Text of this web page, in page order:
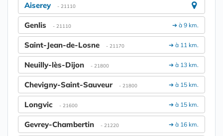
Aiserey - 21110
➔ à 9 km.
Genlis - 21110
➔ à 11 km.
Saint-Jean-de-Losne - 21170
➔ à 13 km.
Neuilly-lès-Dijon - 21800
➔ à 15 km.
Chevigny-Saint-Sauveur - 21800
➔ à 15 km.
Longvic - 21600
➔ à 16 km.
Gevrey-Chambertin - 21220